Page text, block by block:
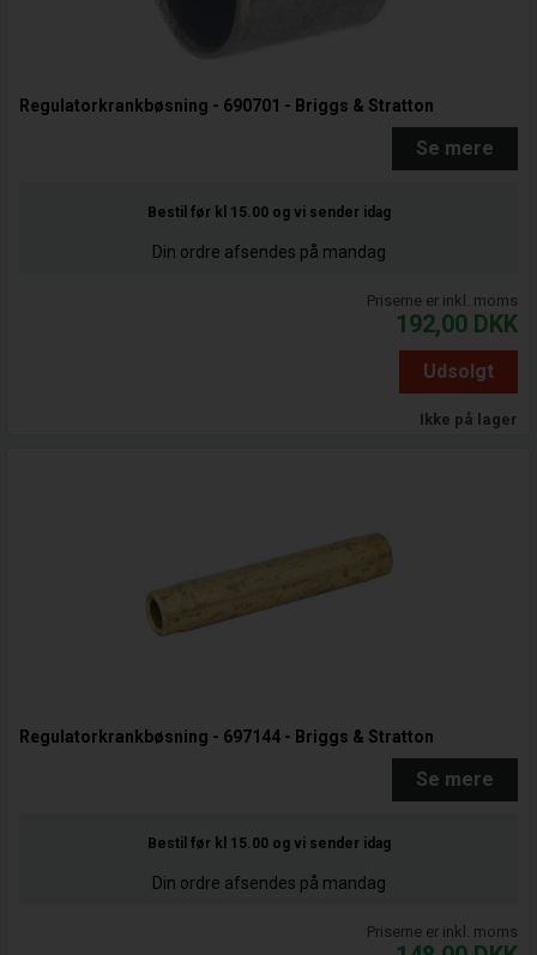
Regulatorkrankbøsning - 690701 - Briggs & Stratton
Se mere
Bestil før kl 15.00 og vi sender idag
Din ordre afsendes på mandag
Priserne er inkl. moms
192,00 DKK
Udsolgt
Ikke på lager
Regulatorkrankbøsning - 697144 - Briggs & Stratton
Se mere
Bestil før kl 15.00 og vi sender idag
Din ordre afsendes på mandag
Priserne er inkl. moms